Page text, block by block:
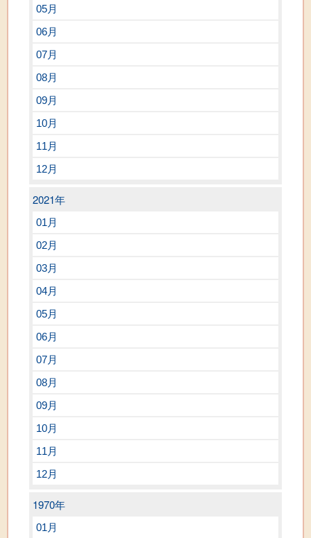
05月
06月
07月
08月
09月
10月
11月
12月
2021年
01月
02月
03月
04月
05月
06月
07月
08月
09月
10月
11月
12月
1970年
01月